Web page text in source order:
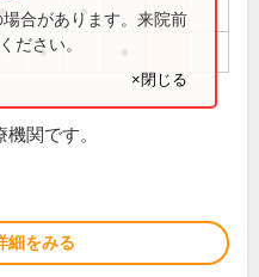
●
●
合があります。来院前
ださい。
×閉じる
関です。
細をみる